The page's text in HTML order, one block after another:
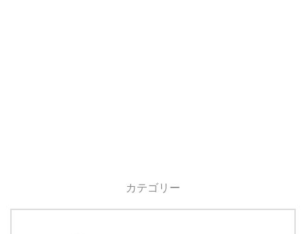
カテゴリー